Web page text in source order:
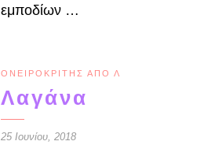
εμποδίων …
ΟΝΕΙΡΟΚΡΊΤΗΣ ΑΠΌ Λ
Λαγάνα
25 Ιουνίου, 2018